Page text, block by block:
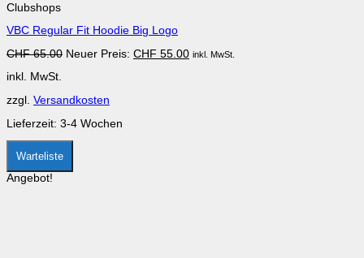
weist
Varianten
Die
können
der
Produktseite
gewählt
werden
Clubshops
VBC Regular Fit Hoodie Big Logo
CHF65.00 Ursprünglicher
Neuer Preis: CHF 55.00Aktueller
inkl. MwSt.
inkl. MwSt.
zzgl. Versandkosten
Lieferzeit: 3-4 Wochen
Warteliste
Angebot!